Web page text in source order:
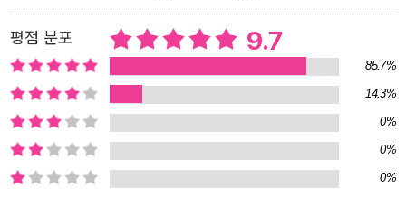
평점 분포 9.7
85.7%
14.3%
0%
0%
0%